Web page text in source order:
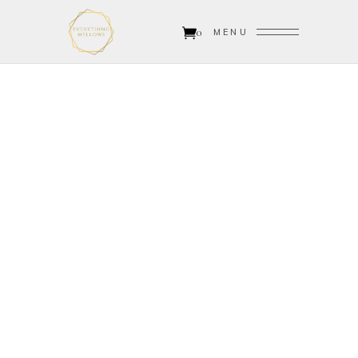
0 MENU